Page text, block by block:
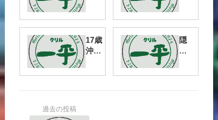
リ旅編
【28】
一周
チャ
【2】
17歳
沖縄
チャ
編
隠
し
２